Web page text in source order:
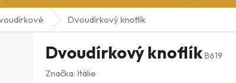
Dvoudírkový knoflík
Dvoudírkový knoflíkB619
Značka: Itálie